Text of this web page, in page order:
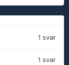
1 svar
1 svar